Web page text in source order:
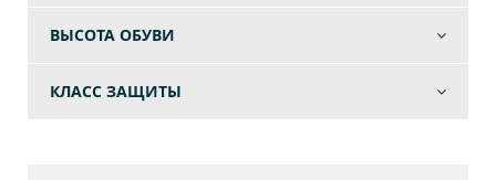
ВЫСОТА ОБУВИ
КЛАСС ЗАЩИТЫ